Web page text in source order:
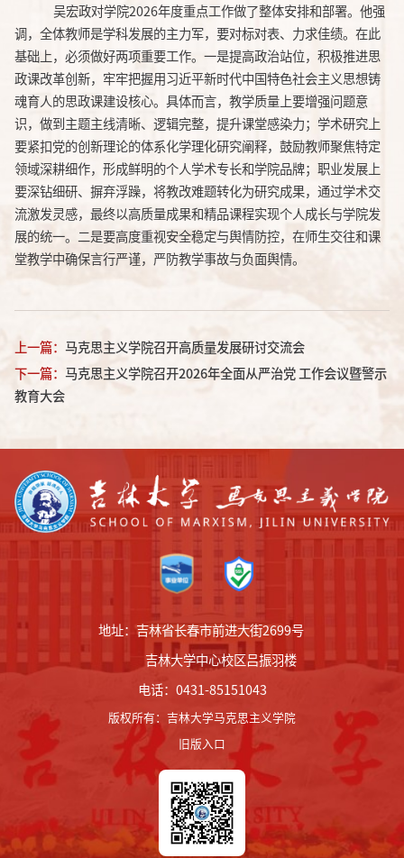
吴宏政对学院2026年度重点工作做了整体安排和部署。 他强
调， 全体教师是学科发展的主力军， 要对标对表、力求佳绩。在此
基础上， 必须做好两项重要工作。一是提高政治站位， 积极推进思
政课改革创新， 牢牢把握用习近平新时代中国特色社会主义思想铸
魂育人的思政课建设核心。具体而言， 教学质量上要增强问题意
识，做到主题主线清晰、逻辑完整，提升课堂感染力；学术研究上
要紧扣党的创新理论的体系化学理化研究阐释，鼓励教师聚焦特定
领域深耕细作，形成鲜明的个人学术专长和学院品牌；职业发展上
要深钻细研、摒弃浮躁，将教改难题转化为研究成果，通过学术交
流激发灵感，最终以高质量成果和精品课程实现个人成长与学院发
展的统一。 二是要高度重视安全稳定与舆情防控，在师生交往和课
堂教学中确保言行严谨，严防教学事故与负面舆情。
上一篇： 马克思主义学院召开高质量发展研讨交流会
下一篇： 马克思主义学院召开2026年全面从严治党 工作会议暨警示
教育大会
地址：吉林省长春市前进大街2699号
吉林大学中心校区吕振羽楼
电话：0431-85151043
版权所有： 吉林大学马克思主义学院
旧版入口